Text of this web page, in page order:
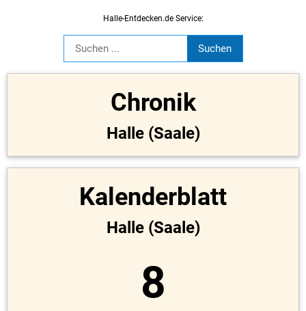
Halle-Entdecken.de Service:
Chronik
Halle (Saale)
Kalenderblatt
Halle (Saale)
8